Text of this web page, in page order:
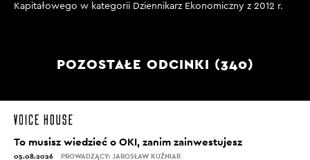
Kapitałowego w kategorii Dziennikarz Ekonomiczny z 2012 r.
POZOSTAŁE ODCINKI (340)
To musisz wiedzieć o OKI, zanim zainwestujesz
05.08.2026 PROWADZĄCY: JAROSŁAW KUŹNIAR